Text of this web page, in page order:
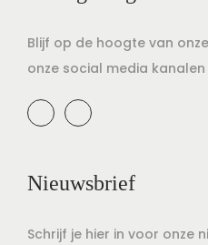
Blijf op de hoogte van
onze social media kanalen
Nieuwsbrief
Schrijf je hier in voor onze